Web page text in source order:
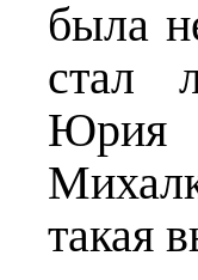
была
стал
Юрия
такая